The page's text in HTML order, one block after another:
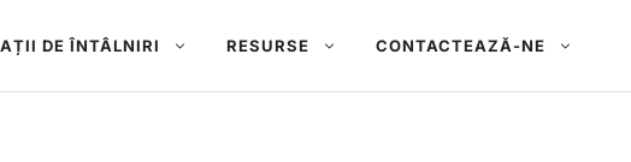
DE ÎNTÂLNIRI RESURSE CONTACTEAZĂ-NE